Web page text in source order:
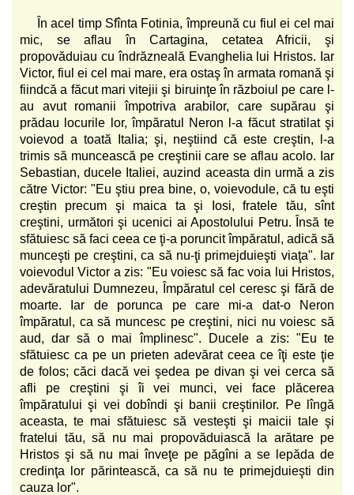
În acel timp Sfînta Fotinia, împreună cu fiul ei cel mai
mic, se aflau în Cartagina, cetatea Africii, şi
propovăduiau cu îndrăzneală Evanghelia lui Hristos. Iar
Victor, fiul ei cel mai mare, era ostaş în armata romană şi
fiindcă a făcut mari vitejii şi biruinţe în războiul pe care l-
au avut romanii împotriva arabilor, care supărau şi
prădau locurile lor, împăratul Neron l-a făcut stratilat şi
voievod a toată Italia; şi, neştiind că este creştin, l-a
trimis să muncească pe creştinii care se aflau acolo. Iar
Sebastian, ducele Italiei, auzind aceasta din urmă a zis
către Victor: "Eu ştiu prea bine, o, voievodule, că tu eşti
creştin precum şi maica ta şi Iosi, fratele tău, sînt
creştini, următori şi ucenici ai Apostolului Petru. Însă te
sfătuiesc să faci ceea ce ţi-a poruncit împăratul, adică să
munceşti pe creştini, ca să nu-ţi primejduieşti viaţa". Iar
voievodul Victor a zis: "Eu voiesc să fac voia lui Hristos,
adevăratului Dumnezeu, Împăratul cel ceresc şi fără de
moarte. Iar de porunca pe care mi-a dat-o Neron
împăratul, ca să muncesc pe creştini, nici nu voiesc să
aud, dar să o mai împlinesc". Ducele a zis: "Eu te
sfătuiesc ca pe un prieten adevărat ceea ce îţi este ţie
de folos; căci dacă vei şedea pe divan şi vei cerca să
afli pe creştini şi îi vei munci, vei face plăcerea
împăratului şi vei dobîndi şi banii creştinilor. Pe lîngă
aceasta, te mai sfătuiesc să vesteşti şi maicii tale şi
fratelui tău, să nu mai propovăduiască la arătare pe
Hristos şi să nu mai înveţe pe păgîni a se lepăda de
credinţa lor părintească, ca să nu te primejduieşti din
cauza lor".